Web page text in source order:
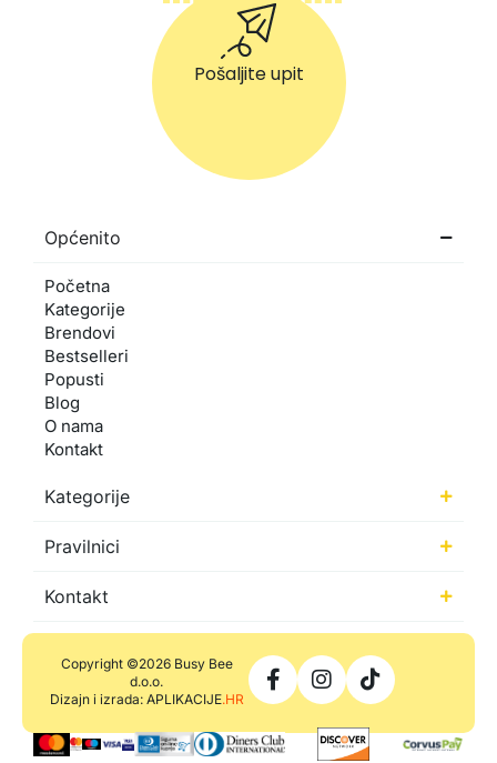
Pošaljite upit
Općenito
Početna
Kategorije
Brendovi
Bestselleri
Popusti
Blog
O nama
Kontakt
Kategorije
Pravilnici
Kontakt
Copyright ©2026 Busy Bee
d.o.o.
Dizajn i izrada: APLIKACIJE.HR